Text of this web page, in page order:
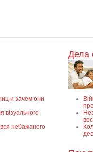
и зачем они
візуального
небажаного
Дела